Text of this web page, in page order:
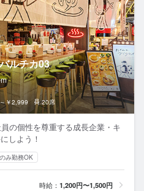
ルチカ03
～￥2,999 20席
の個性を尊重する成長企業・キ
しよう！
み勤務OK
時給： 1,200円〜1,500円